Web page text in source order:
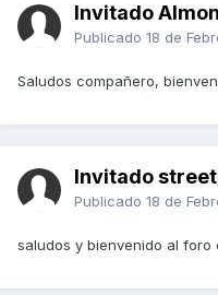
Invitado
Publicado 18 de
Saludos compañero,
Invitado
Publicado 18 de
saludos y bienvenido al foro